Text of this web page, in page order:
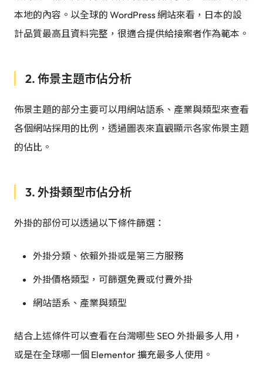
本地的內容。以全球的 WordPress 網站來看，日本的設
計品質最高且資料完整，很適合提供給接案者作為範本。
2. 佈景主題市佔分析
佈景主題的部分主要可以用網站語系、產業與類型來查看
各個網站採用的比例，透過圖表來直觀顯示各家佈景主題
的佔比。
3. 外掛類型市佔分析
外掛的部份可以透過以下條件篩選：
外掛分類、依賴外掛或是第三方服務
外掛價格類型，可篩選免費或付費外掛
網站語系、產業與類型
結合上述條件可以查看在台灣哪些 SEO 外掛最多人用，
或是在全球哪一個 Elementor 擴充最多人使用。